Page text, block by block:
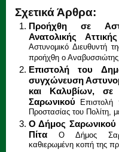
Σχετικά Άρθρα:
Προήχθη σε
Ανατολικής
Αστυνομικό Διευθυντή
προήχθη ο
Επιστολή του
συγχώνευση
και Καλυβίων, σε
Σαρωνικού
Προστασίας του Πολίτη,
Ο Δήμος Σαρωνικού
Πίτα
Ο Δήμος
καθιερωμένη κοπή της